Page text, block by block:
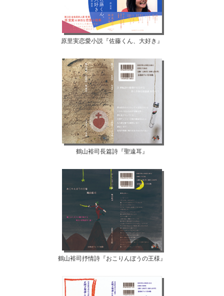
原里実恋愛小説『佐藤くん、大好き』
鶴山裕司長篇詩『聖遠耳』
鶴山裕司抒情詩『おこりんぼうの王様』